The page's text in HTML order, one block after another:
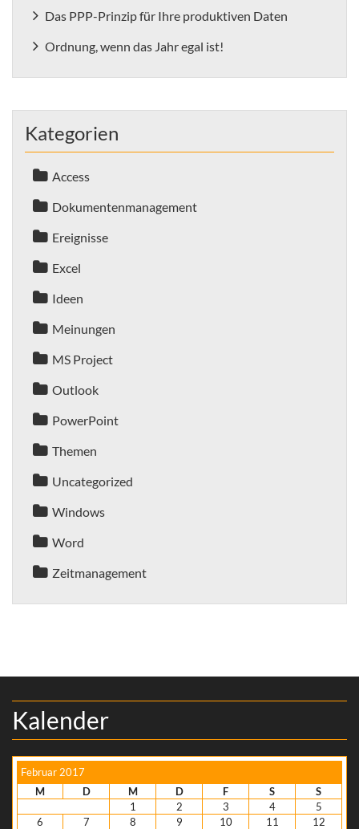
Das PPP-Prinzip für Ihre produktiven Daten
Ordnung, wenn das Jahr egal ist!
Kategorien
Access
Dokumentenmanagement
Ereignisse
Excel
Ideen
Meinungen
MS Project
Outlook
PowerPoint
Themen
Uncategorized
Windows
Word
Zeitmanagement
Kalender
Februar 2017
M
D M D F S
S
1
2 3 4
5
6
7 8 9 10 11
12